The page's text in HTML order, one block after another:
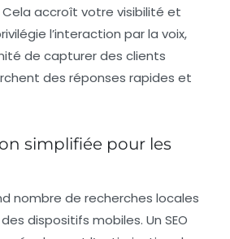
accroît votre visibilité et
l’interaction par la voix,
de capturer des clients
des réponses rapides et
simplifiée pour les
nombre de recherches locales
dispositifs mobiles. Un SEO